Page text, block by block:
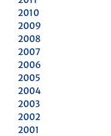
2010
2009
2008
2007
2006
2005
2004
2003
2002
2001